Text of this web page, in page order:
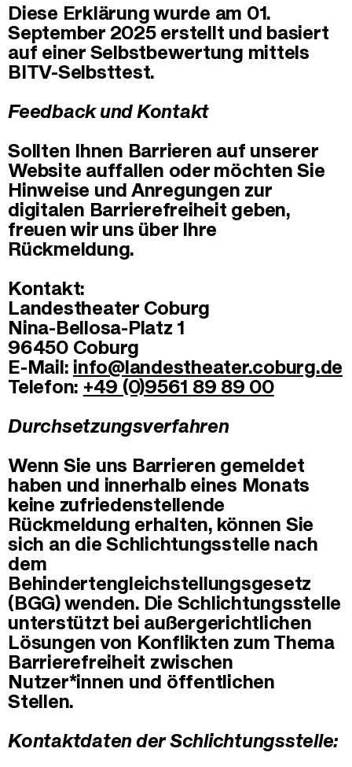
Diese Erklärung wurde am 01.
September 2025 erstellt und basiert
auf einer Selbstbewertung mittels
BITV-Selbsttest.
Feedback und Kontakt
Sollten Ihnen Barrieren auf unserer
Website auffallen oder möchten Sie
Hinweise und Anregungen zur
digitalen Barrierefreiheit geben,
freuen wir uns über Ihre
Rückmeldung.
Kontakt:
Landestheater Coburg
Nina-Bellosa-Platz 1
96450 Coburg
E-Mail: info@​landestheater.coburg.de
Telefon: +49 (0)9561 89 89 00
Durchsetzungsverfahren
Wenn Sie uns Barrieren gemeldet
haben und innerhalb eines Monats
keine zufriedenstellende
Rückmeldung erhalten, können Sie
sich an die Schlichtungsstelle nach
dem
Behindertengleichstellungsgesetz
(BGG) wenden. Die Schlichtungsstelle
unterstützt bei außergerichtlichen
Lösungen von Konflikten zum Thema
Barrierefreiheit zwischen
Nutzer*innen und öffentlichen
Stellen.
Kontaktdaten der Schlichtungsstelle: